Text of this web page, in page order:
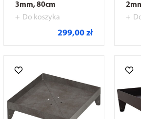
3mm, 80cm
Do koszyka
299,00 zł